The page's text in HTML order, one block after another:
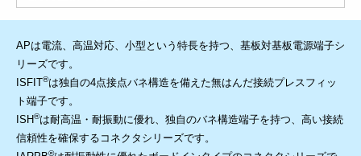
APは電流、高温対応、小型という特長を持つ、基板対基板電源端子シ
リーズです。
ISFIT®は独自の4点接点バネ構造を備えた無はんだ接続プレスフィッ
ト端子です。
ISH®は耐高温・耐振動に優れ、独自のバネ構造端子を持つ、高い接続
信頼性を確保するコネクタシリーズです。
®